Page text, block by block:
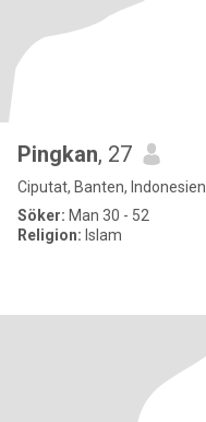
Pingkan, 27
Ciputat, Banten, Indonesien
Söker: Man 30 - 52
Religion: Islam